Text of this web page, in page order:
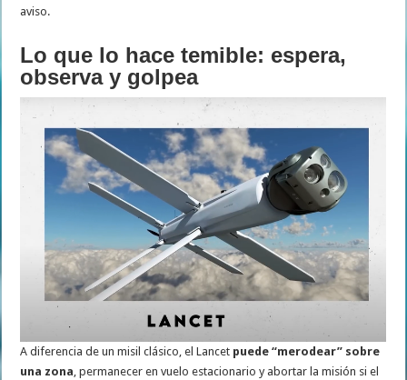
aviso.
Lo que lo hace temible: espera,
observa y golpea
A diferencia de un misil clásico, el Lancet puede “merodear” sobre
una zona, permanecer en vuelo estacionario y abortar la misión si el